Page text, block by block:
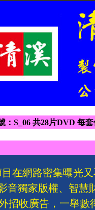
：S_06 共28片DVD 每
在網路密集曝光
音獨家版權、智
招收廣告，一舉